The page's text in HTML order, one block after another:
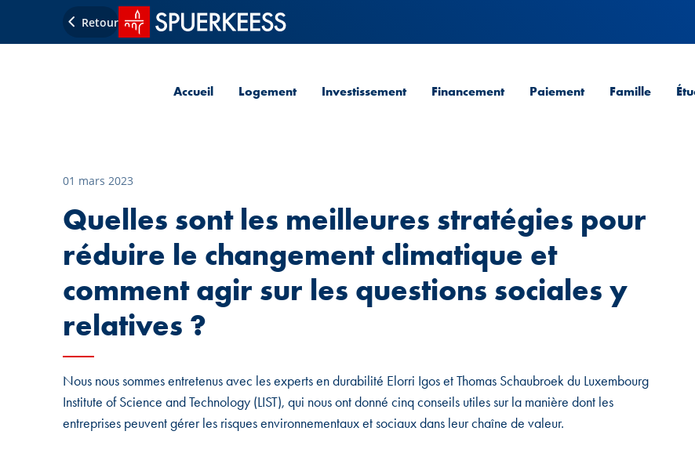
Retour Accueil SPUERKEESS
Accueil Logement Investissement Financement Paiement Famille
01 mars 2023
Quelles sont les meilleures stratégies pour
réduire le changement climatique et
comment agir sur les questions sociales y
relatives ?
Nous nous sommes entretenus avec les experts en durabilité Elorri Igos et Thomas Schaubroek du Luxembourg
Institute of Science and Technology (LIST), qui nous ont donné cinq conseils utiles sur la manière dont les
entreprises peuvent gérer les risques environnementaux et sociaux dans leur chaîne de valeur.